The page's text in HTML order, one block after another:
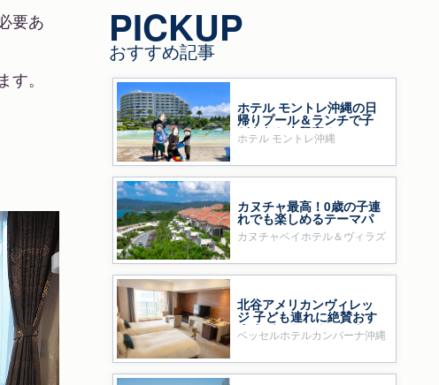
要あ
。
PICKUP
おすすめ記事
ホテル モントレ沖縄の日
帰りプール＆ランチで子
どもたち大興奮！
ホテル モントレ沖縄
カヌチャ最高！0歳の子連
れでも楽しめるテーマパ
ークのようなホテル
カヌチャベイホテル＆ヴィラズ
北谷アメリカンヴィレッ
ジ 子ども連れに絶賛おす
すめ ベッセルホテルカン
パーナ沖縄
ベッセルホテルカンパーナ沖縄